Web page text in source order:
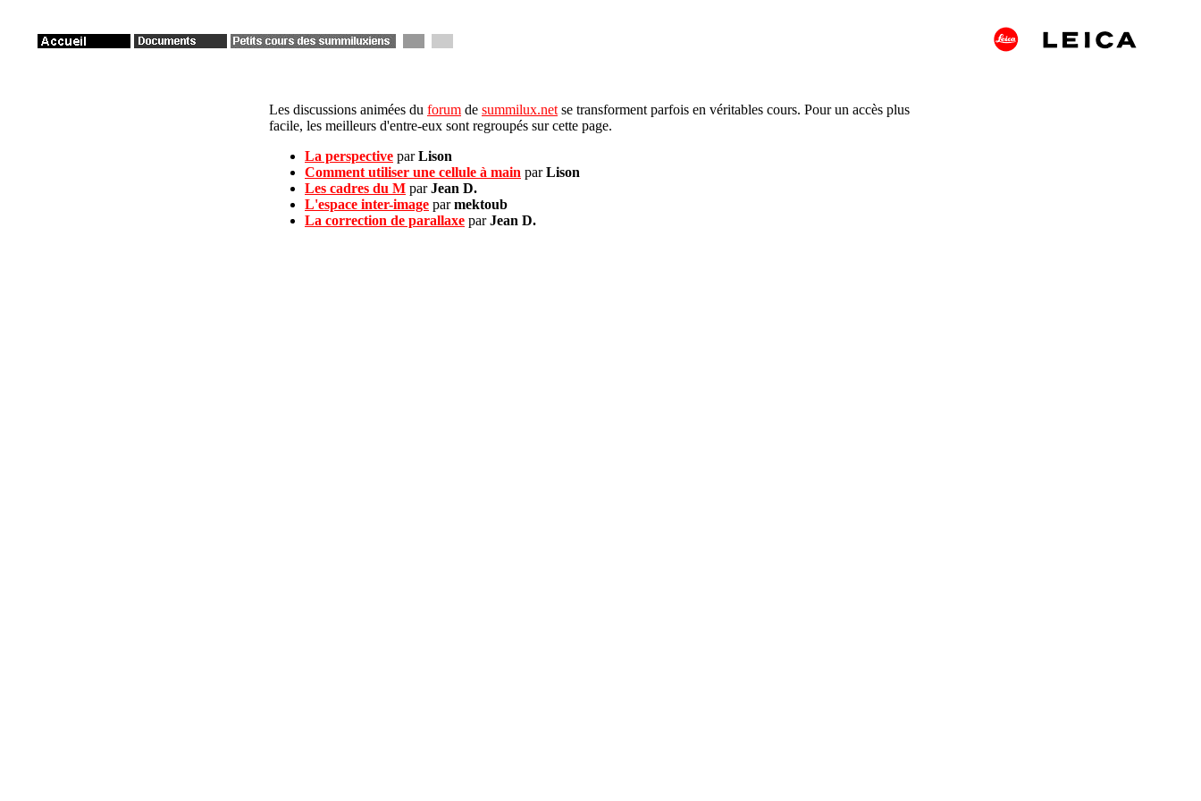
Les discussions animées du forum de summilux.net se transforment parfois en véritables cours. Pour un accès plus
facile, les meilleurs d'entre-eux sont regroupés sur cette page.
La perspective parLison
Comment utiliser une cellule à main parLison
Les cadres du M parJean D.
L'espace inter-image parmektoub
La correction de parallaxe parJean D.